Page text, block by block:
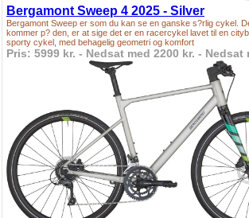
Bergamont Sweep 4 2025 - Silver
Bergamont Sweep er som du kan se en ganske s?rlig cykel.
kommer p? den, er at sige det er en racercykel lavet til en
sporty cykel, med behagelig geometri og komfort
Pris: 5999 kr. - Nedsat med 2200 kr. - Nedsat